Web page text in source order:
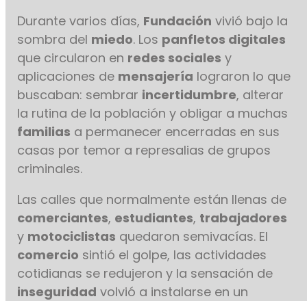
Durante varios días, Fundación vivió bajo la
sombra del miedo. Los panfletos digitales
que circularon en redes sociales y
aplicaciones de mensajería lograron lo que
buscaban: sembrar incertidumbre, alterar
la rutina de la población y obligar a muchas
familias a permanecer encerradas en sus
casas por temor a represalias de grupos
criminales.
Las calles que normalmente están llenas de
comerciantes, estudiantes, trabajadores
y motociclistas quedaron semivacías. El
comercio sintió el golpe, las actividades
cotidianas se redujeron y la sensación de
inseguridad volvió a instalarse en un